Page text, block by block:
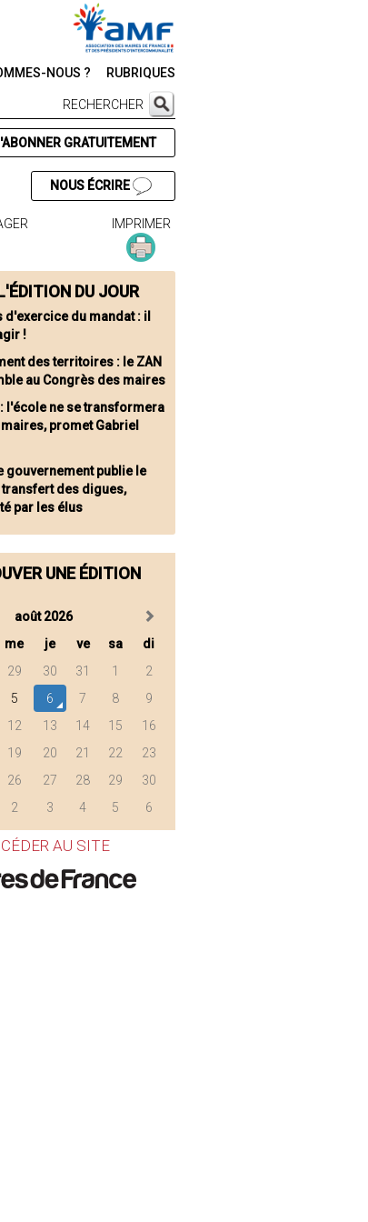
NOUS ? RUBRIQUES
RECHERCHER
GRATUITEMENT
NOUS ÉCRIRE
IMPRIMER
DU JOUR
d'exercice du mandat : il
!
des territoires : le ZAN
au Congrès des maires
l'école ne se transformera
promet Gabriel
gouvernement publie le
des digues,
par les élus
UNE ÉDITION
août 2026
me je ve sa
di
29 30 31 1
2
5 6 7 8
9
12 13 14 15
16
19 20 21 22
23
26 27 28 29
30
2 3 4 5 6
AU SITE